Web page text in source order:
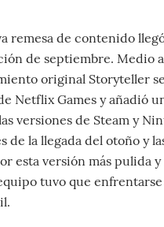
remesa de contenido
de septiembre. Medio
original Storyteller
Netflix Games y añadió
versiones de Steam y
de la llegada del otoño y
esta versión más pulida
tuvo que